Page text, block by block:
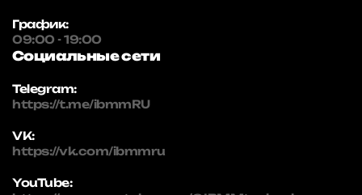
График:
09:00 - 19:00
Социальные сети
Telegram:
https://t.me/ibmmRU
VK:
https://vk.com/ibmmru
YouTube: